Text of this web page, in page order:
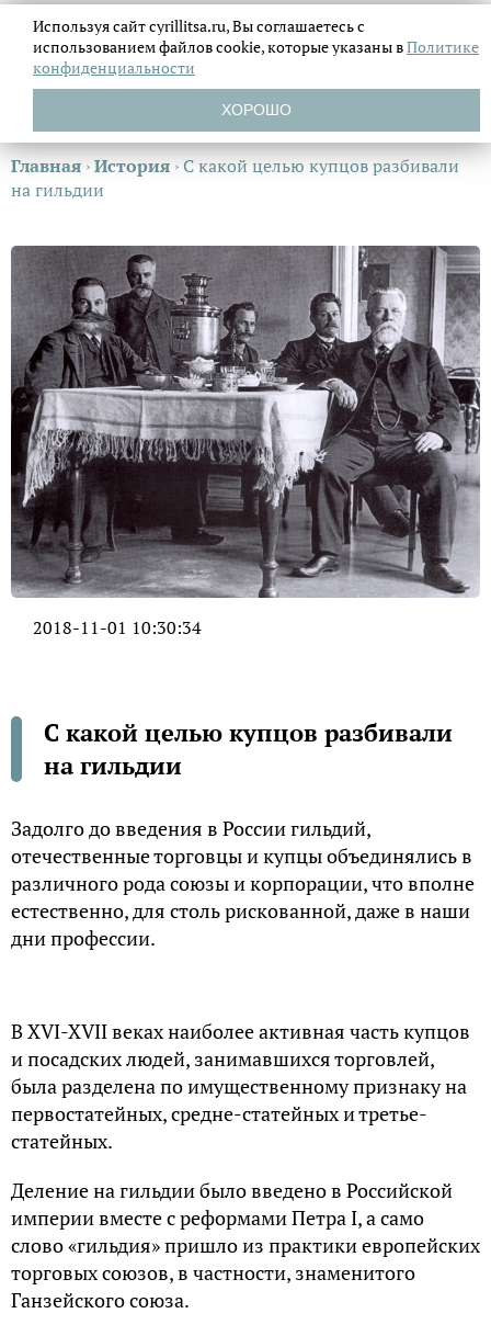
Главная ›История ›С какой целью купцов разбивали
на гильдии
2018-11-01 10:30:34
С какой целью купцов разбивали
на гильдии
Задолго до введения в России гильдий,
отечественные торговцы и купцы объединялись в
различного рода союзы и корпорации, что вполне
естественно, для столь рискованной, даже в наши
дни профессии.
В XVI-XVII веках наиболее активная часть купцов
и посадских людей, занимавшихся торговлей,
была разделена по имущественному признаку на
первостатейных, средне-статейных и третье-
статейных.
Деление на гильдии было введено в Российской
империи вместе с реформами Петра I, а само
слово «гильдия» пришло из практики европейских
торговых союзов, в частности, знаменитого
Ганзейского союза.
Используя сайт cyrillitsa.ru, Вы соглашаетесь с
использованием файловcookie, которые указаны вПолитике
конфиденциальности
ХОРОШО